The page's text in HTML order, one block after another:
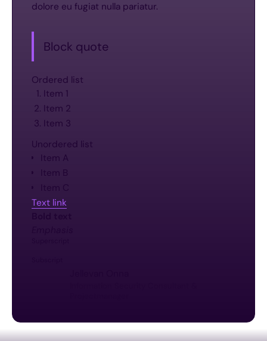
dolore eu fugiat nulla pariatur.
Block quote
Ordered list
Item 1
Item 2
Item 3
Unordered list
Item A
Item B
Text link